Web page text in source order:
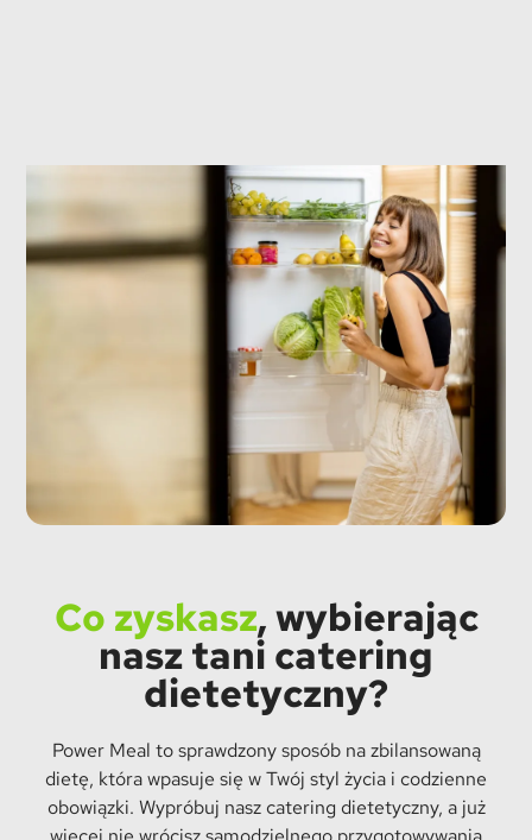
Co zyskasz, wybierając
nasz tani catering
dietetyczny?
Power Meal to sprawdzony sposób na zbilansowaną
dietę, która wpasuje się w Twój styl życia i codzienne
obowiązki. Wypróbuj nasz catering dietetyczny, a już